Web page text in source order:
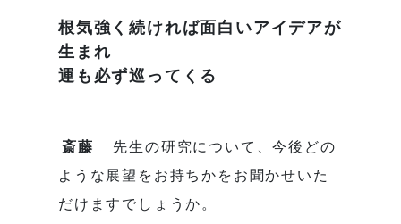
根気強く続ければ面白いアイデアが
生まれ
運も必ず巡ってくる
斎藤
先生の研究について、今後どの
ような展望をお持ちかをお聞かせいた
だけますでしょうか。